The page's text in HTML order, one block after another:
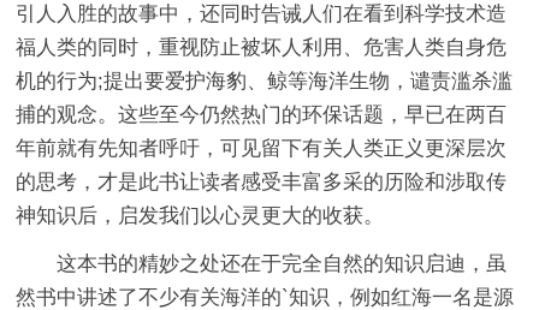
引人入胜的故事中，还同时告诫人们在看到科学技术造
福人类的同时，重视防止被坏人利用、危害人类自身危
机的行为;提出要爱护海豹、鲸等海洋生物，谴责滥杀滥
捕的观念。这些至今仍然热门的环保话题，早已在两百
年前就有先知者呼吁，可见留下有关人类正义更深层次
的思考，才是此书让读者感受丰富多采的历险和涉取传
神知识后，启发我们以心灵更大的收获。
这本书的精妙之处还在于完全自然的知识启迪，虽
然书中讲述了不少有关海洋的`知识，例如红海一名是源